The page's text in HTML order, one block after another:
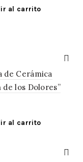
al carrito
de Cerámica
de los Dolores”
al carrito